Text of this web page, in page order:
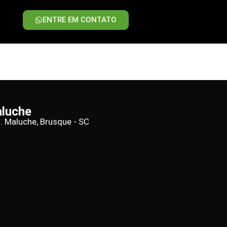
ENTRE EM CONTATO
Brusque - SC